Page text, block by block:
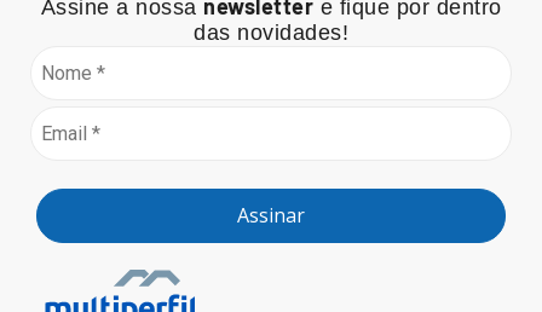
Assine a nossa newsletter e fique por dentro
das novidades!
Assinar